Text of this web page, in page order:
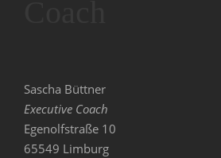
Sascha Büttner
Executive Coach
Egenolfstraße 10
65549 Limburg